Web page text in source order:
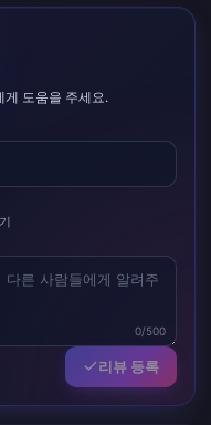
게 도움을 주세요.
0/500
리뷰 등록